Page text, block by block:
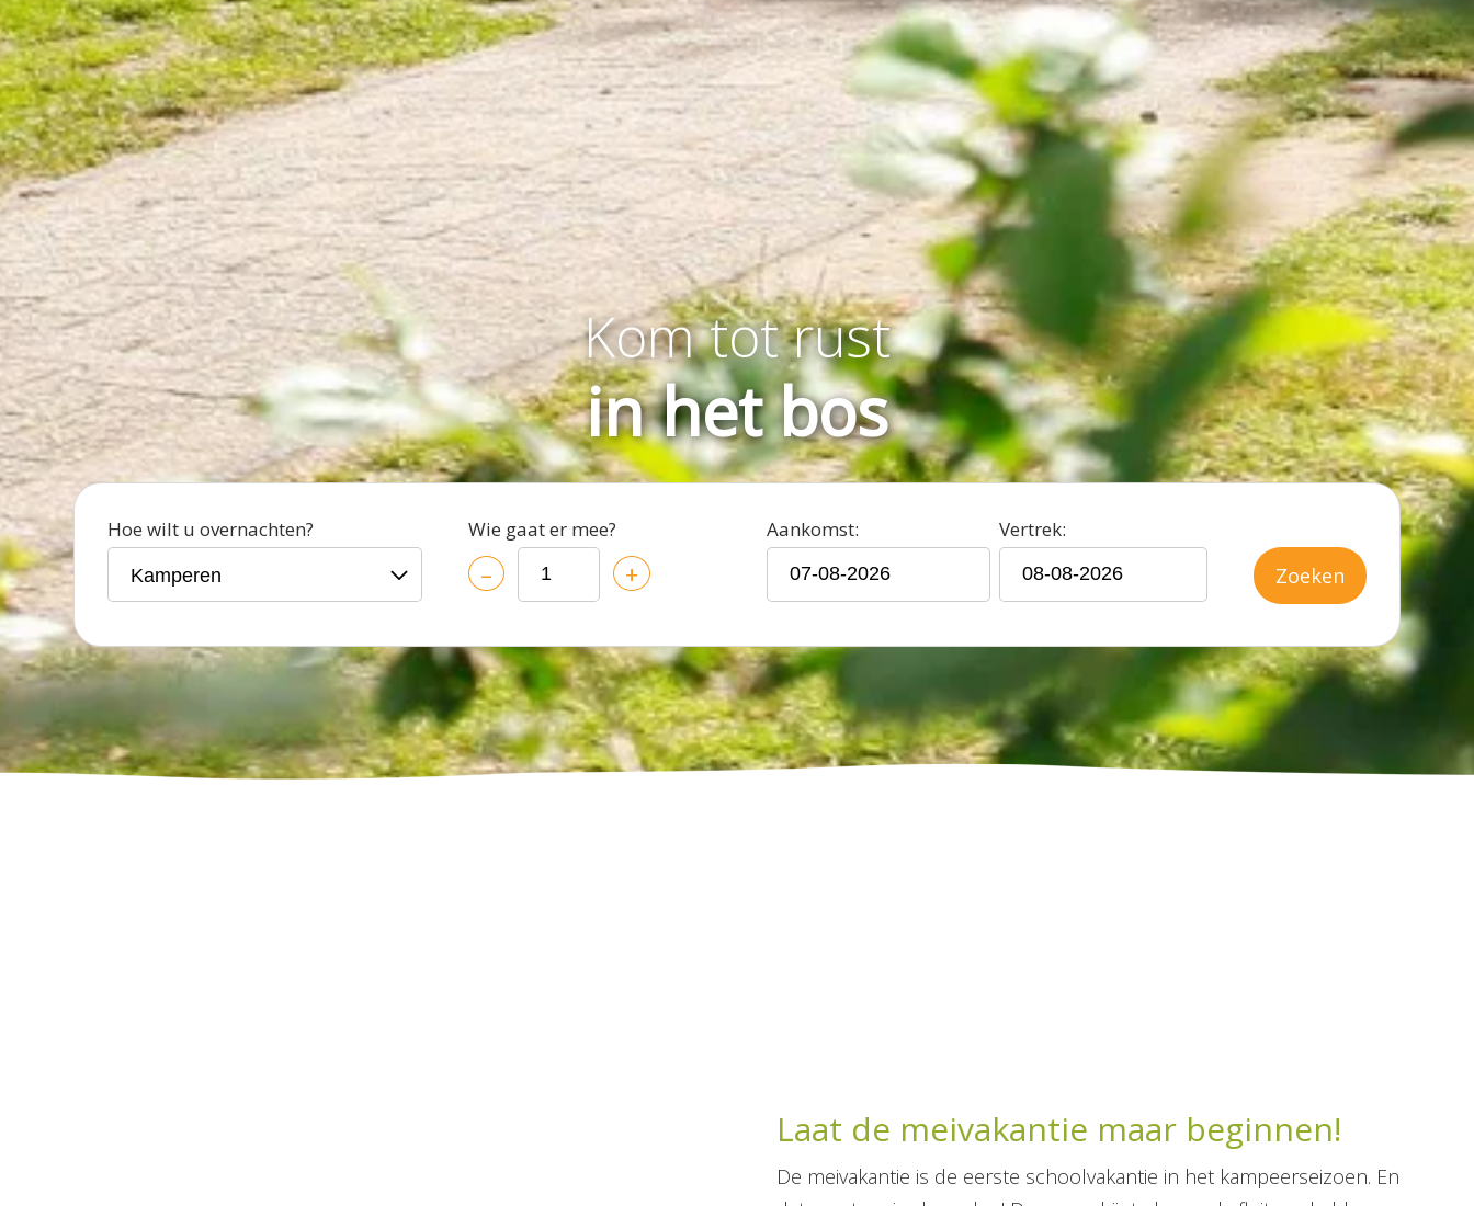
Kom tot rust
in het bos
Hoe wilt u overnachten? Wie gaat er mee?
– +
Aankomst: Vertrek:
Zoeken
Laat de meivakantie maar beginnen!
De meivakantie is de eerste schoolvakantie in het kampeerseizoen. En